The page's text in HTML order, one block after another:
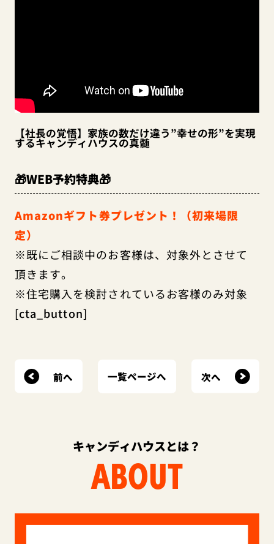
【社長の覚悟】家族の数だけ違う”幸せの形”を実現
するキャンディハウスの真髄
🎁WEB予約特典🎁
Amazonギフト券プレゼント！（初来場限
定）
※既にご相談中のお客様は、対象外とさせて
頂きます。
※住宅購入を検討されているお客様のみ対象
[cta_button]
前へ 一覧ページへ 次へ
キャンディハウスとは？
ABOUT